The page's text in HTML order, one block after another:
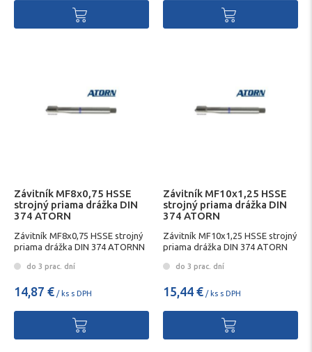
Závitník MF8x0,75 HSSE
strojný priama drážka DIN
374 ATORN
Závitník MF8x0,75 HSSE strojný
priama drážka DIN 374 ATORNN
do 3 prac. dní
14,87 € / ks s DPH
Závitník MF10x1,25 HSSE
strojný priama drážka DIN
374 ATORN
Závitník MF10x1,25 HSSE strojný
priama drážka DIN 374 ATORN
do 3 prac. dní
15,44 € / ks s DPH